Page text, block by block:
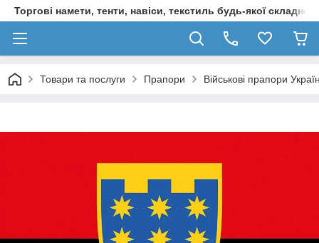
Торгові намети, тенти, навіси, текстиль будь-якої
Товари та послуги Прапори Військові прапори